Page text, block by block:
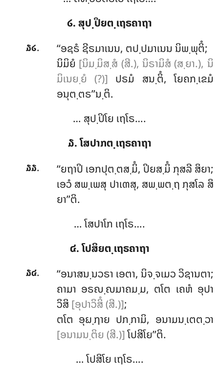
໒. ສຸປ຺ປິຍຕ຺ເຖຣຄາຖາ
໓໒. ‘‘ອຊຣໍ ຊີຣມາເນນ, ຕປ຺ປມາເນນ ນິພ຺ພຸຕິໍ;
ນິມິຍໍ [ນິມ຺ມິສ຺ສໍ (ສີ.), ນິຣາມິສໍ (ສ຺ຍາ.), ນິ
ມິເນຍ຺ຍໍ (?)] ປຣມໍ ສນ຺ຕິໍ, ໂຍຄກ຺ເຂມໍ
ອນຸຕ຺ຕຣ’’ນ຺ຕິ.
… ສຸປ຺ປິໂຍ ເຖໂຣ….
໓. ໂສປາກຕ຺ເຖຣຄາຖາ
໓໓. ‘‘ຍຖາປິ ເອກປຸຕ຺ຕສ຺ມິໍ, ປິຍສ຺ມິໍ ກຸສລີ ສິຍາ;
ເອວໍ ສພ຺ເພສຸ ປາເຓສຸ, ສພ຺ພຕ຺ຖ ກຸສໂລ ສິ
ຍາ’’ຕິ.
… ໂສປາໂກ ເຖໂຣ….
໔. ໂປສິຍຕ຺ເຖຣຄາຖາ
໓໔.
‘‘ອນາສນ຺ນວຣາ ເອຕາ, ນິຈ຺ຈເມວ ວິຊານຕາ;
ຄາມາ ອຣຎ຺ຎມາຄມ຺ມ, ຕໂຕ ເຄຫໍ ອຸປາ
ວິສິ [ອຸປາວິສິໍ (ສີ.)];
ຕໂຕ ອຸຏ຺ຐາຍ ປກ຺ກາມິ, ອນາມນ຺ເຕຕ຺ວາ
[ອນາມນ຺ຕິຍ (ສີ.)]ໂປສິໂຍ’’ຕິ.
… ໂປສິໂຍ ເຖໂຣ….